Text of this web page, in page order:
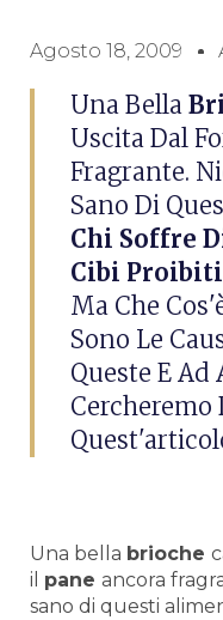
Agosto 18, 2009
Una Bella
Uscita Dal
Fragrante.
Sano Di
Chi Soffre
Cibi Proibiti
Ma Che
Sono Le
Queste E
Cercheremo
Una bella brioche
il pane ancora
sano di questi